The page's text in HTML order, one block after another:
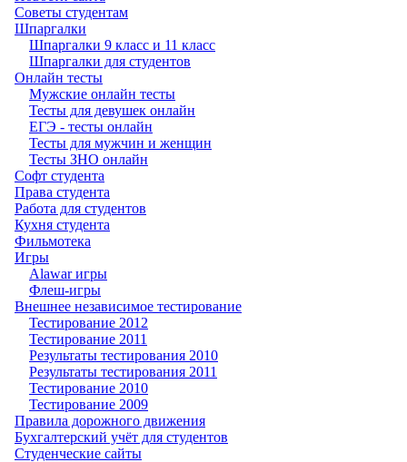
Советы студентам
Шпаргалки
Шпаргалки 9 класс и 11 класс
Шпаргалки для студентов
Онлайн тесты
Мужские онлайн тесты
Тесты для девушек онлайн
ЕГЭ - тесты онлайн
Тесты для мужчин и женщин
Тесты ЗНО онлайн
Софт студента
Права студента
Работа для студентов
Кухня студента
Фильмотека
Игры
Alawar игры
Флеш-игры
Внешнее независимое тестирование
Тестирование 2012
Тестирование 2011
Результаты тестирования 2010
Результаты тестирования 2011
Тестирование 2010
Тестирование 2009
Правила дорожного движения
Бухгалтерский учёт для студентов
Студенческие сайты